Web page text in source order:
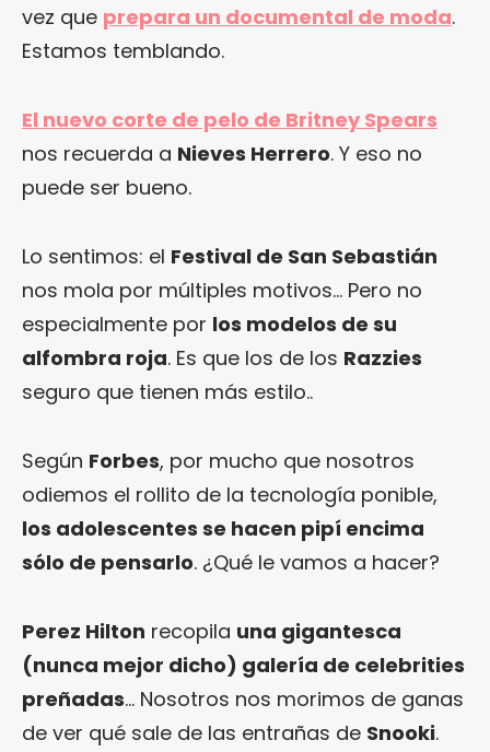
vez que prepara un documental de moda.
Estamos temblando.
El nuevo corte de pelo de Britney Spears
nos recuerda a Nieves Herrero. Y eso no
puede ser bueno.
Lo sentimos: el Festival de San Sebastián
nos mola por múltiples motivos… Pero no
especialmente por los modelos de su
alfombra roja. Es que los de los Razzies
seguro que tienen más estilo..
Según Forbes, por mucho que nosotros
odiemos el rollito de la tecnología ponible,
los adolescentes se hacen pipí encima
sólo de pensarlo. ¿Qué le vamos a hacer?
Perez Hilton recopila una gigantesca
(nunca mejor dicho) galería de celebrities
preñadas… Nosotros nos morimos de ganas
de ver qué sale de las entrañas de Snooki.